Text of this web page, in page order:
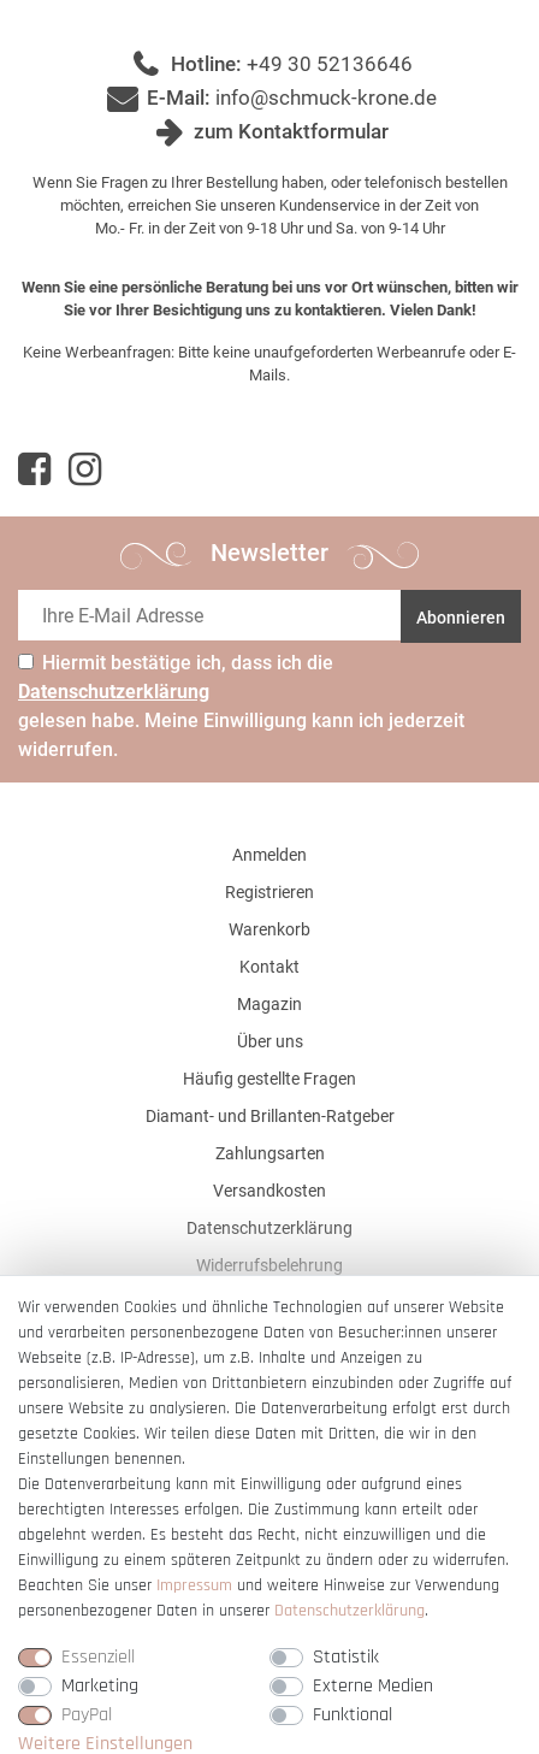
Hotline: +49 30 52136646
E-Mail: info@schmuck-krone.de
zum Kontaktformular
Wenn Sie Fragen zu Ihrer Bestellung haben, oder telefonisch bestellen
möchten, erreichen Sie unseren Kundenservice in der Zeit von
Mo.- Fr. in der Zeit von 9-18 Uhr und Sa. von 9-14 Uhr
Wenn Sie eine persönliche Beratung bei uns vor Ort wünschen, bitten wir
Sie vor Ihrer Besichtigung uns zu kontaktieren. Vielen Dank!
Keine Werbeanfragen: Bitte keine unaufgeforderten Werbeanrufe oder E-
Mails.
Newsletter
Abonnieren
Hiermit bestätige ich, dass ich die
Daten­schutz­erklärung
gelesen habe. Meine Einwilligung kann ich jederzeit
widerrufen.
Anmelden
Registrieren
Warenkorb
Kontakt
Magazin
Über uns
Häufig gestellte Fragen
Diamant- und Brillanten-Ratgeber
Zahlungsarten
Versandkosten
Datenschutzerklärung
Widerrufsbelehrung
AGB
Impressum
Barrierefreiheitserklärung
Vertrag widerrufen
Wir verwenden Cookies und ähnliche Technologien auf unserer Website
und verarbeiten personenbezogene Daten von Besucher:innen unserer
Webseite (z.B. IP-Adresse), um z.B. Inhalte und Anzeigen zu
personalisieren, Medien von Drittanbietern einzubinden oder Zugriffe auf
unsere Website zu analysieren. Die Datenverarbeitung erfolgt erst durch
gesetzte Cookies. Wir teilen diese Daten mit Dritten, die wir in den
Einstellungen benennen.
Die Datenverarbeitung kann mit Einwilligung oder aufgrund eines
berechtigten Interesses erfolgen. Die Zustimmung kann erteilt oder
abgelehnt werden. Es besteht das Recht, nicht einzuwilligen und die
Einwilligung zu einem späteren Zeitpunkt zu ändern oder zu widerrufen.
Beachten Sie unser Impressum und weitere Hinweise zur Verwendung
personenbezogener Daten in unserer Daten­schutz­erklärung.
Essenziell
Statistik
Marketing
Externe Medien
PayPal
Funktional
Weitere Einstellungen